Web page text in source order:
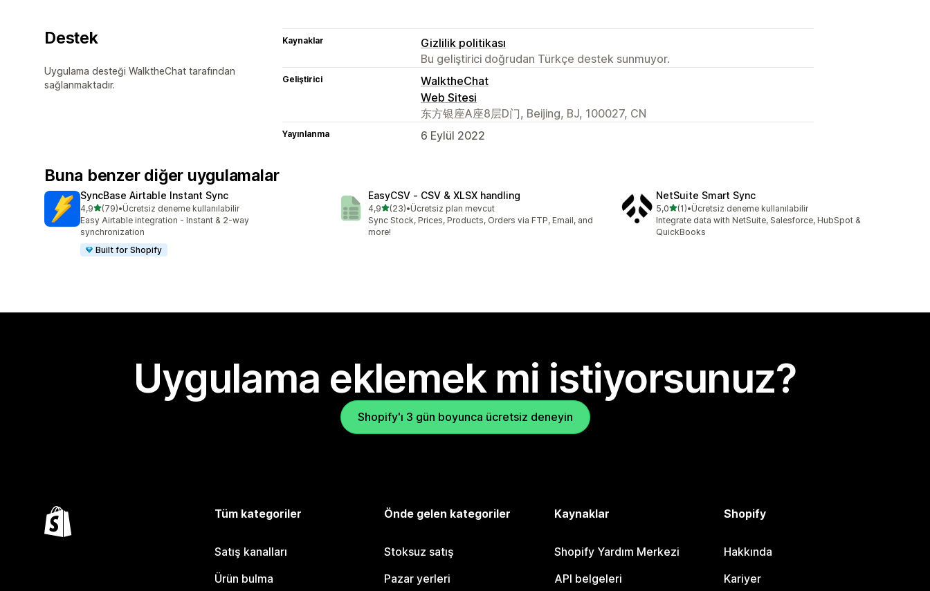
Destek
Uygulama desteği WalktheChat tarafından
sağlanmaktadır.
Kaynaklar
Gizlilik politikası
Bu geliştirici doğrudan Türkçe destek sunmuyor.
Geliştirici
WalktheChat
Web Sitesi
东方银座A座8层D门, Beijing, BJ, 100027, CN
Yayınlanma 6 Eylül 2022
Buna benzer diğer uygulamalar
SyncBase Airtable Instant Sync
4,95 yıldız üzerinden
(79)
toplam 79 değerlendirme
•Ücretsiz deneme kullanılabilir
Easy Airtable integration - Instant & 2-way
synchronization
Built for Shopify
EasyCSV ‑ CSV & XLSX handling
4,95 yıldız üzerinden
(23)
toplam 23 değerlendirme
•Ücretsiz plan mevcut
Sync Stock, Prices, Products, Orders via FTP, Email, and
more!
NetSuite Smart Sync
5,05 yıldız üzerinden
(1)
toplam 1 değerlendirme
•Ücretsiz deneme kullanılabilir
Integrate data with NetSuite, Salesforce, HubSpot &
QuickBooks
Uygulama eklemek mi istiyorsunuz?
Shopify'ı 3 gün boyunca ücretsiz deneyin
Tüm kategoriler
Satış kanalları
Ürün bulma
Önde gelen kategoriler
Stoksuz satış
Pazar yerleri
Kaynaklar
Shopify Yardım Merkezi
API belgeleri
Shopify
Hakkında
Kariyer